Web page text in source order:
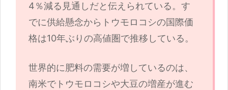
4％減る見通しだと伝えられている。す
でに供給懸念からトウモロコシの国際価
格は10年ぶりの高値圏で推移している。
世界的に肥料の需要が増しているのは、
南米でトウモロコシや大豆の増産が進む